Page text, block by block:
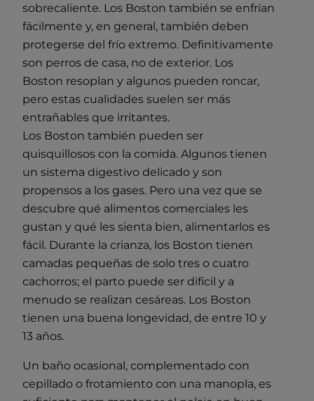
sobrecaliente. Los Boston también se enfrían
fácilmente y, en general, también deben
protegerse del frío extremo. Definitivamente
son perros de casa, no de exterior. Los
Boston resoplan y algunos pueden roncar,
pero estas cualidades suelen ser más
entrañables que irritantes.
Los Boston también pueden ser
quisquillosos con la comida. Algunos tienen
un sistema digestivo delicado y son
propensos a los gases. Pero una vez que se
descubre qué alimentos comerciales les
gustan y qué les sienta bien, alimentarlos es
fácil. Durante la crianza, los Boston tienen
camadas pequeñas de solo tres o cuatro
cachorros; el parto puede ser difícil y a
menudo se realizan cesáreas. Los Boston
tienen una buena longevidad, de entre 10 y
13 años.
Un baño ocasional, complementado con
cepillado o frotamiento con una manopla, es